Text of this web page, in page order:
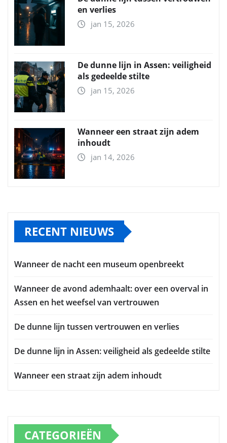
en verlies
jan 15, 2026
De dunne lijn in Assen: veiligheid
als gedeelde stilte
jan 15, 2026
Wanneer een straat zijn adem
inhoudt
jan 14, 2026
RECENT NIEUWS
Wanneer de nacht een museum openbreekt
Wanneer de avond ademhaalt: over een overval in
Assen en het weefsel van vertrouwen
De dunne lijn tussen vertrouwen en verlies
De dunne lijn in Assen: veiligheid als gedeelde stilte
Wanneer een straat zijn adem inhoudt
CATEGORIEËN